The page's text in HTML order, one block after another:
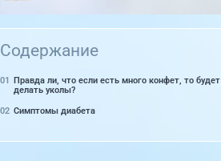
Содержание
Правда ли, что если есть много конфет, то
делать уколы?
Симптомы диабета